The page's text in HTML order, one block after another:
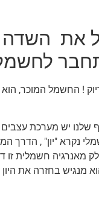
את השדה
! החשמל המוכר,
שלנו יש מערכת
נקרא "יון" , הדרך
מאנרגיה חשמלית זו
מנגיש בחזרה את היון